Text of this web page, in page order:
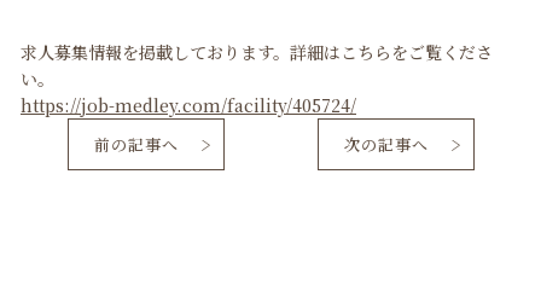
求人募集情報を掲載しております。詳細はこちらをご覧くださ
い。
https://job-medley.com/facility/405724/
前の記事へ 次の記事へ